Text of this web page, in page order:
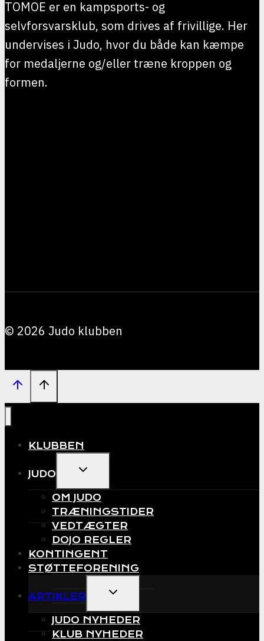
TOMOE er en kampsports- og
selvforsvarsklub, som drives af frivillige. Her
undervises i Judo, hvor du både kan kæmpe
for medaljerne og/eller træne kroppen og
formen.
© 2026 Judo klubben
KLUBBEN
JUDO
EXPAND
MENU
OM JUDO
TRÆNINGSTIDER
VEDTÆGTER
DOJO REGLER
KONTINGENT
STØTTEFORENING
ARTIKLER
EXPAND
MENU
JUDO NYHEDER
KLUB NYHEDER